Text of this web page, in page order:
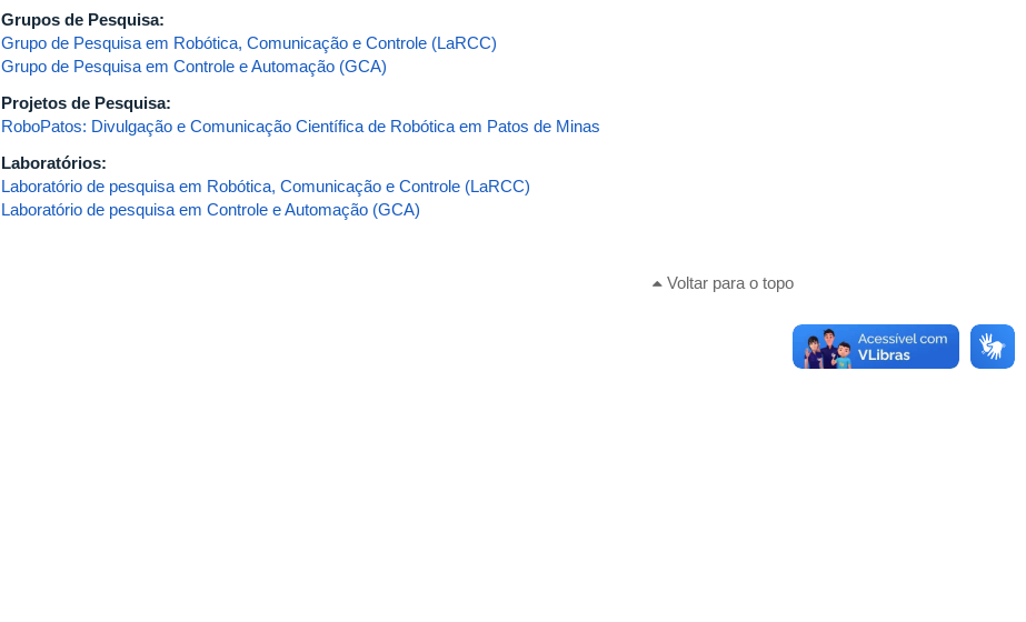
Grupos de Pesquisa:
Grupo de Pesquisa em Robótica, Comunicação e Controle (LaRCC)
Grupo de Pesquisa em Controle e Automação (GCA)
Projetos de Pesquisa:
RoboPatos: Divulgação e Comunicação Científica de Robótica em Patos de Minas
Laboratórios:
Laboratório de pesquisa em Robótica, Comunicação e Controle (LaRCC)
Laboratório de pesquisa em Controle e Automação (GCA)
Voltar para o topo